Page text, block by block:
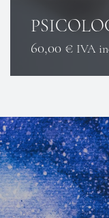
60,00 € IVA